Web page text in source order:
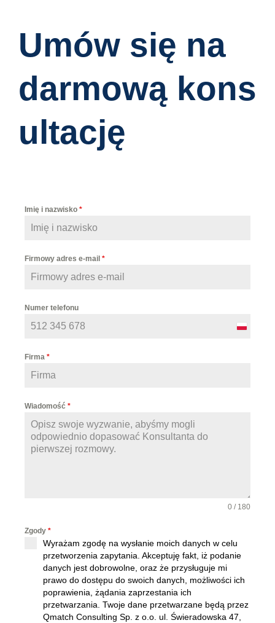
Umów się na
darmową kons
ultację
Imię i nazwisko *
Firmowy adres e-mail *
Numer telefonu
P
Firma *
Wiadomość *
0 / 180
Zgody *
Wyrażam zgodę na wysłanie moich danych w celu
przetworzenia zapytania. Akceptuję fakt, iż podanie
danych jest dobrowolne, oraz że przysługuje mi
prawo do dostępu do swoich danych, możliwości ich
poprawienia, żądania zaprzestania ich
przetwarzania. Twoje dane przetwarzane będą przez
Qmatch Consulting Sp. z o.o. ul. Świeradowska 47,